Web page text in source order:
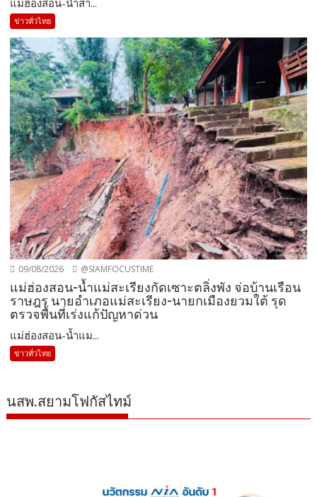
ข่าวทั่วไทย
09/08/2026 @SIAMFOCUSTIME
แม่ฮ่องสอน-น้ำแม่สะเรียงกัดเซาะตลิ่งพัง จ่อบ้านเรือน
ราษฎร นายอำเภอแม่สะเรียง-นายกเมืองยวมใต้ รุด
ตรวจพื้นที่เร่งแก้ปัญหาด่วน
แม่ฮ่องสอน-น้ำแม...
ข่าวทั่วไทย
นสพ.สยามโฟกัสไทม์